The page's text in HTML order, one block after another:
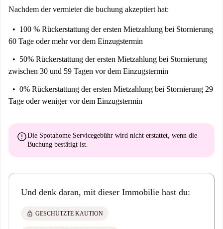
Nachdem der vermieter die buchung akzeptiert hat:
100 % Rückerstattung der ersten Mietzahlung bei Stornierung
60 Tage oder mehr vor dem Einzugstermin
50% Rückerstattung der ersten Mietzahlung bei Stornierung
zwischen 30 und 59 Tagen vor dem Einzugstermin
0% Rückerstattung der ersten Mietzahlung bei Stornierung 29
Tage oder weniger vor dem Einzugstermin
errorDie Spotahome Servicegebühr wird nicht erstattet, wenn die
Buchung bestätigt ist.
Und denk daran, mit dieser Immobilie hast du:
lock GESCHÜTZTE KAUTION